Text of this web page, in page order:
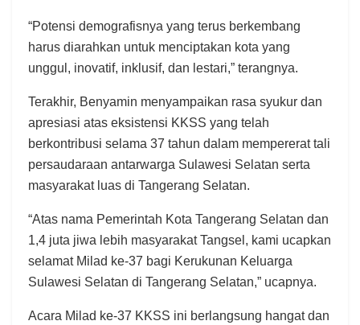
“Potensi demografisnya yang terus berkembang
harus diarahkan untuk menciptakan kota yang
unggul, inovatif, inklusif, dan lestari,” terangnya.
Terakhir, Benyamin menyampaikan rasa syukur dan
apresiasi atas eksistensi KKSS yang telah
berkontribusi selama 37 tahun dalam mempererat tali
persaudaraan antarwarga Sulawesi Selatan serta
masyarakat luas di Tangerang Selatan.
“Atas nama Pemerintah Kota Tangerang Selatan dan
1,4 juta jiwa lebih masyarakat Tangsel, kami ucapkan
selamat Milad ke-37 bagi Kerukunan Keluarga
Sulawesi Selatan di Tangerang Selatan,” ucapnya.
Acara Milad ke-37 KKSS ini berlangsung hangat dan